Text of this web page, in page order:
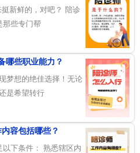
新鲜的，对吧？ 陪诊
那些专门帮
哪些职业能力？
梦想的绝佳选择！无论
是希望转行
容包括哪些？
下条件： 熟悉辖区内